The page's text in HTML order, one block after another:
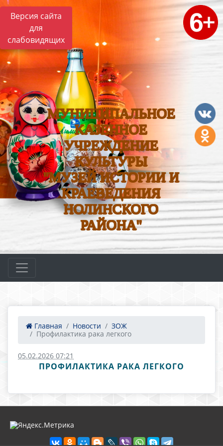
Версия сайта
для
слабовидящих
МУНИЦИПАЛЬНОЕ
КАЗЕННОЕ
УЧРЕЖДЕНИЕ
КУЛЬТУРЫ
"МУЗЕЙ ИСТОРИИ И
КРАЕВЕДЕНИЯ
НОЛИНСКОГО
РАЙОНА"
Главная Новости
ЗОЖ
Профилактика рака легкого
05.02.2026 07:21
ПРОФИЛАКТИКА РАКА ЛЕГКОГО